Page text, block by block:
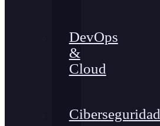
DevOps
&
Cloud
Ciberseguridad